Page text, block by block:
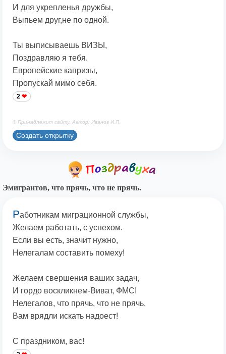
И для укрепленья дружбы,
Выпьем друг,не по одной.
Ты выписываешь ВИЗЫ,
Поздравляю я тебя.
Европейские капризы,
Пропускай мимо себя.
2
© Принадлежит сайту. Автор: Иванов И.П.
Создать открытку
Эмигрантов, что прячь, что не прячь.
Работникам миграционной службы,
Желаем работать, с успехом.
Если вы есть, значит нужно,
Нелегалам составить помеху!
Желаем свершения ваших задач,
И гордо воскликнем-Виват, ФМС!
Нелегалов, что прячь, что не прячь,
Вам врядли искать надоест!
С праздником, вас!